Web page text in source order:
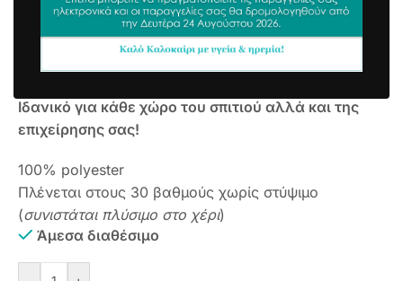
Υπόστρωμα 60×90 cm no5
10,40€ 7,98€ συμπ. Φ.Π.Α
Ιδανικό για κάθε χώρο του σπιτιού αλλά και της
επιχείρησης σας!
100% polyester
Πλένεται στους 30 βαθμούς χωρίς στύψιμο
(συνιστάται πλύσιμο στο χέρι)
Άμεσα διαθέσιμο